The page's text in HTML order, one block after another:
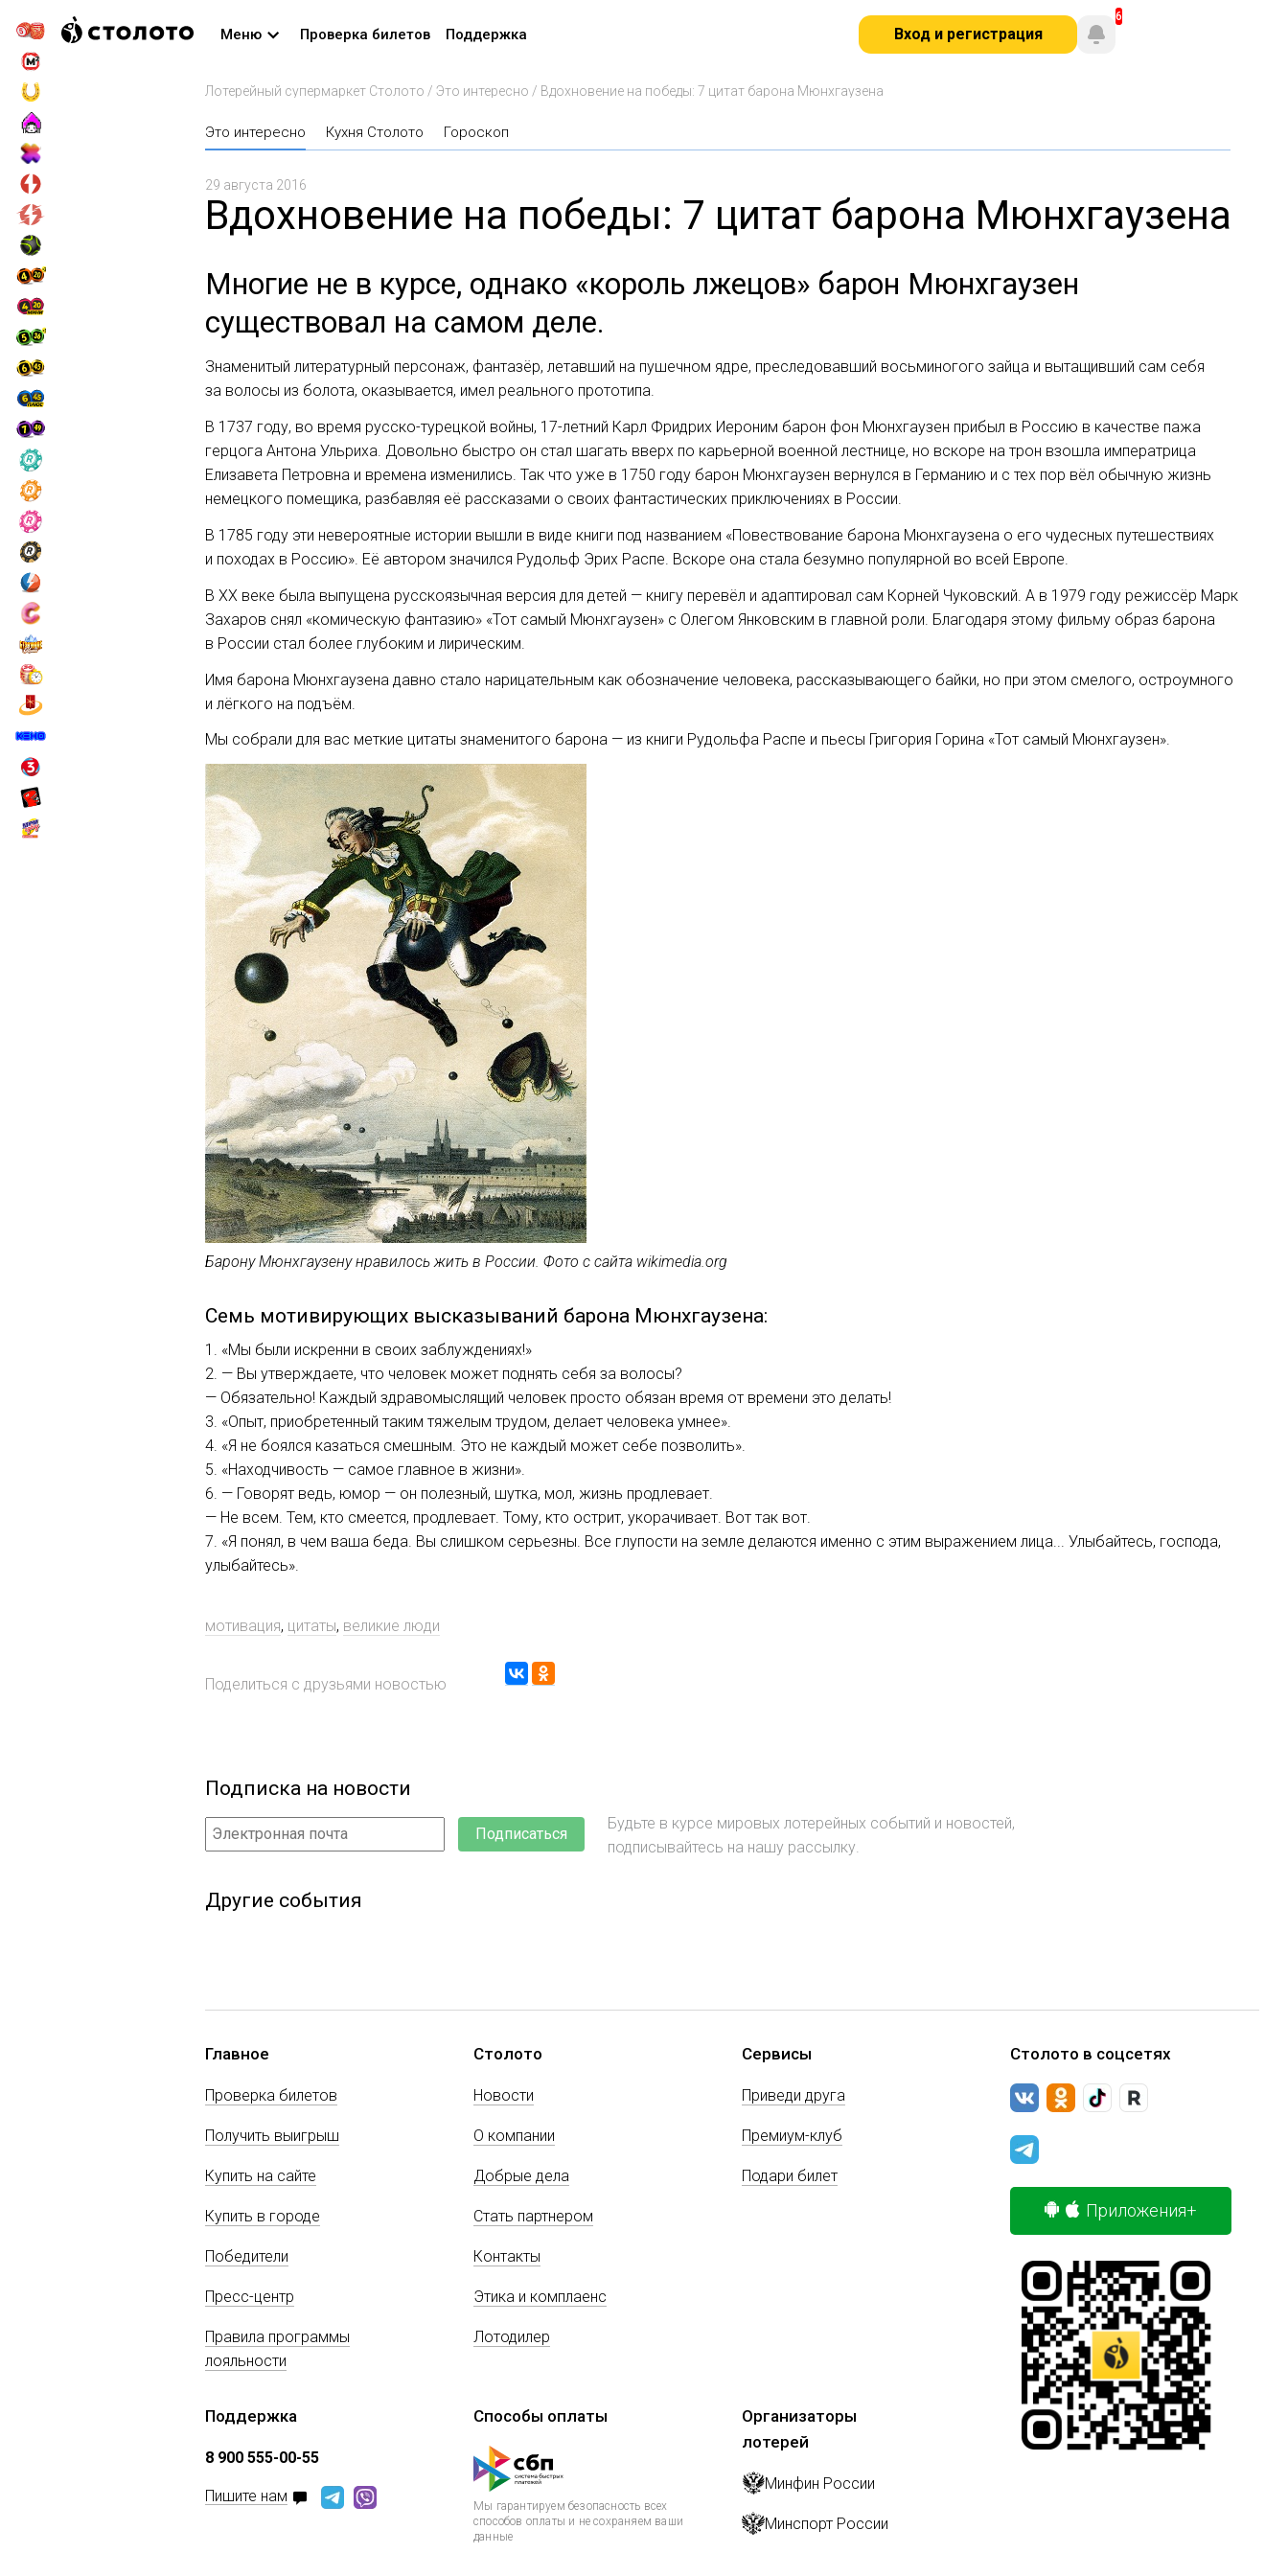
Меню Проверка билетов Поддержка Вход и регистрация
Лотерейный супермаркет Столото / Это интересно / Вдохновение на победы: 7 цитат барона Мюнхгаузена
Это интересно Кухня Столото Гороскоп
29 августа 2016
Вдохновение на победы: 7 цитат барона Мюнхгаузена
Многие не в курсе, однако «король лжецов» барон Мюнхгаузен
существовал на самом деле.
Знаменитый литературный персонаж, фантазёр, летавший на пушечном ядре, преследовавший восьминогого зайца и вытащивший сам себя
за волосы из болота, оказывается, имел реального прототипа.
В 1737 году, во время русско-турецкой войны, 17-летний Карл Фридрих Иероним барон фон Мюнхгаузен прибыл в Россию в качестве пажа
герцога Антона Ульриха. Довольно быстро он стал шагать вверх по карьерной военной лестнице, но вскоре на трон взошла императрица
Елизавета Петровна и времена изменились. Так что уже в 1750 году барон Мюнхгаузен вернулся в Германию и с тех пор вёл обычную жизнь
немецкого помещика, разбавляя её рассказами о своих фантастических приключениях в России.
В 1785 году эти невероятные истории вышли в виде книги под названием «Повествование барона Мюнхгаузена о его чудесных путешествиях
и походах в Россию». Её автором значился Рудольф Эрих Распе. Вскоре она стала безумно популярной во всей Европе.
В ХХ веке была выпущена русскоязычная версия для детей — книгу перевёл и адаптировал сам Корней Чуковский. А в 1979 году режиссёр Марк
Захаров снял «комическую фантазию» «Тот самый Мюнхгаузен» с Олегом Янковским в главной роли. Благодаря этому фильму образ барона
в России стал более глубоким и лирическим.
Имя барона Мюнхгаузена давно стало нарицательным как обозначение человека, рассказывающего байки, но при этом смелого, остроумного
и лёгкого на подъём.
Мы собрали для вас меткие цитаты знаменитого барона — из книги Рудольфа Распе и пьесы Григория Горина «Тот самый Мюнхгаузен».
Барону Мюнхгаузену нравилось жить в России. Фото с сайта wikimedia.org
Семь мотивирующих высказываний барона Мюнхгаузена:
1. «Мы были искренни в своих заблуждениях!»
2. — Вы утверждаете, что человек может поднять себя за волосы?
— Обязательно! Каждый здравомыслящий человек просто обязан время от времени это делать!
3. «Опыт, приобретенный таким тяжелым трудом, делает человека умнее».
4. «Я не боялся казаться смешным. Это не каждый может себе позволить».
5. «Находчивость — самое главное в жизни».
6. — Говорят ведь, юмор — он полезный, шутка, мол, жизнь продлевает.
— Не всем. Тем, кто смеется, продлевает. Тому, кто острит, укорачивает. Вот так вот.
7. «Я понял, в чем ваша беда. Вы слишком серьезны. Все глупости на земле делаются именно с этим выражением лица... Улыбайтесь, господа,
улыбайтесь».
мотивация, цитаты, великие люди
Поделиться с друзьями новостью
Подписка на новости
Подписаться
Будьте в курсе мировых лотерейных событий и новостей,
подписывайтесь на нашу рассылку.
Другие события
Главное
Проверка билетов
Получить выигрыш
Купить на сайте
Купить в городе
Победители
Пресс-центр
Правила программы
лояльности
Столото
Новости
О компании
Добрые дела
Стать партнером
Контакты
Этика и комплаенс
Лотодилер
Сервисы
Приведи друга
Премиум-клуб
Подари билет
Поддержка
8 900 555-00-55
Пишите нам
Способы оплаты
Мы гарантируем безопасность всех
способов оплаты и не сохраняем ваши
данные
Организаторы
лотерей
Минфин России
Минспорт России
Столото в соцсетях
Приложения+